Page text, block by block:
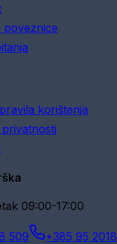
poveznice
korištenja
09:00-17:00
509 +385 95